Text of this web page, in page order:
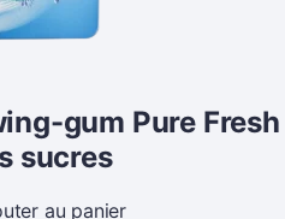
gum Pure Fresh
sucres
au panier